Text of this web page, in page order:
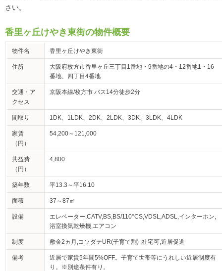
さい。
香里ヶ丘けやき東街の物件概要
物件名 香里ヶ丘けやき東街
住所
大阪府枚方市香里ヶ丘三丁目1番地・9番地の4・12番地1・16
番地、四丁目4番地
交通・ア
クセス
京阪本線/枚方市 バス14分徒歩2分
間取り 1DK、1LDK、2DK、2LDK、3DK、3LDK、4LDK
家賃
（円）
54,200～121,000
共益費
（円）
4,800
築年数 平13.3～平16.10
面積 37～87㎡
設備
エレベーター,CATV,BS,BS/110°CS,VDSL,ADSL,インターホン,
浴室換気乾燥機,エアコン
制度 敷金2ヵ月,コソダテUR(子育て割) ,社宅可,近居促進
備考
近居で家賃5年間5%OFF。子育て世帯等にうれしい近居制度有
り。※別途条件有り。